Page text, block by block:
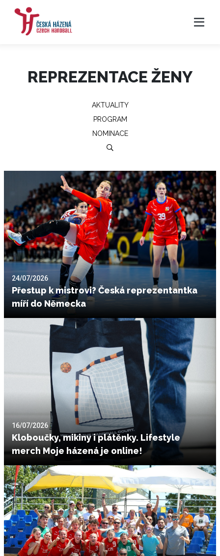
REPREZENTACE ŽENY
AKTUALITY
PROGRAM
NOMINACE
24/07/2026
Přestup k mistrovi? Česká reprezentantka
míří do Německa
16/07/2026
Kloboučky, mikiny i plátěnky. Lifestyle
merch Moje házená je online!